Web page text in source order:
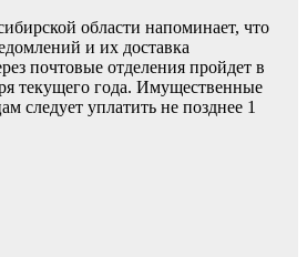
области напоминает, что
и их доставка
почтовые отделения пройдет в
текущего года. Имущественные
следует уплатить не позднее 1